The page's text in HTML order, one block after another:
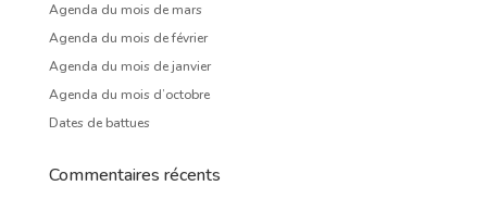
Agenda du mois de mars
Agenda du mois de février
Agenda du mois de janvier
Agenda du mois d’octobre
Dates de battues
Commentaires récents